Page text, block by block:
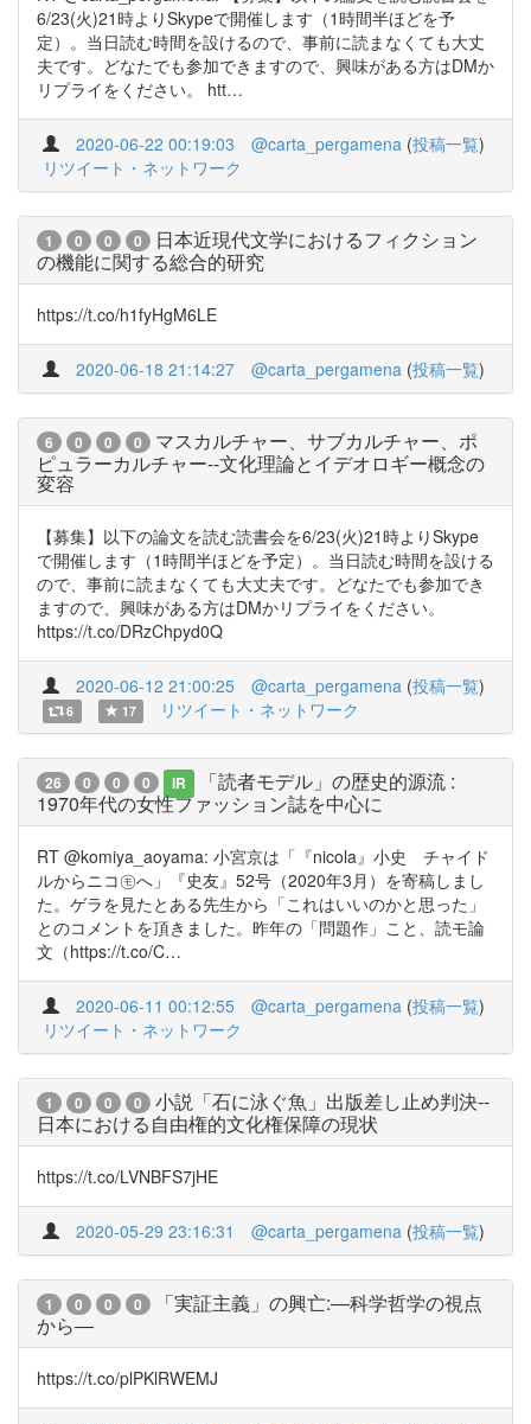
6/23(火)21時よりSkypeで開催します（1時間半ほどを予
定）。当日読む時間を設けるので、事前に読まなくても大丈
夫です。どなたでも参加できますので、興味がある方はDMか
リプライをください。 htt…
2020-06-22 00:19:03 @carta_pergamena (投稿一覧)
リツイート・ネットワーク
1 0 0 0
日本近現代文学におけるフィクション
の機能に関する総合的研究
https://t.co/h1fyHgM6LE
2020-06-18 21:14:27 @carta_pergamena (投稿一覧)
6 0 0 0
マスカルチャー、サブカルチャー、ポ
ピュラーカルチャー--文化理論とイデオロギー概念の
変容
【募集】以下の論文を読む読書会を6/23(火)21時よりSkype
で開催します（1時間半ほどを予定）。当日読む時間を設ける
ので、事前に読まなくても大丈夫です。どなたでも参加でき
ますので、興味がある方はDMかリプライをください。
https://t.co/DRzChpyd0Q
2020-06-12 21:00:25 @carta_pergamena (投稿一覧)
6 17 リツイート・ネットワーク
26 0 0 0 IR
「読者モデル」の歴史的源流 :
1970年代の女性ファッション誌を中心に
RT @komiya_aoyama: 小宮京は「『nicola』小史 チャイド
ルからニコ㋲へ」『史友』52号（2020年3月）を寄稿しまし
た。ゲラを見たとある先生から「これはいいのかと思った」
とのコメントを頂きました。昨年の「問題作」こと、読モ論
文（https://t.co/C…
2020-06-11 00:12:55 @carta_pergamena (投稿一覧)
リツイート・ネットワーク
1 0 0 0
小説「石に泳ぐ魚」出版差し止め判決--
日本における自由権的文化権保障の現状
https://t.co/LVNBFS7jHE
2020-05-29 23:16:31 @carta_pergamena (投稿一覧)
1 0 0 0
「実証主義」の興亡:―科学哲学の視点
から―
https://t.co/plPKlRWEMJ